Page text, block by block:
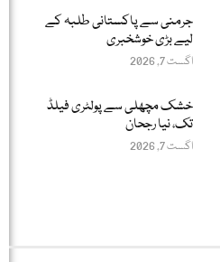
جرمنی سے پاکستانی طلبہ کے
لیے بڑی خوشخبری
اگست 7, 2026
خشک مچھلی سے پولٹری فیلڈ
تک، نیا رجحان
اگست 7, 2026